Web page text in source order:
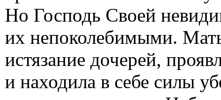
Но Господь Своей
их непоколебимыми.
истязание дочерей,
и находила в себе силы